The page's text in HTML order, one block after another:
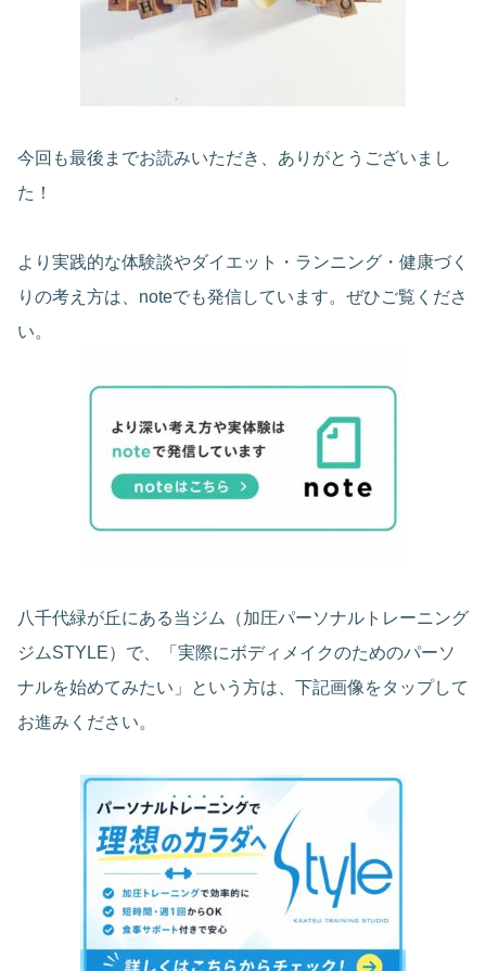
今回も最後までお読みいただき、ありがとうございまし
た！
より実践的な体験談やダイエット・ランニング・健康づく
りの考え方は、noteでも発信しています。ぜひご覧くださ
い。
八千代緑が丘にある当ジム（加圧パーソナルトレーニング
ジムSTYLE）で、「実際にボディメイクのためのパーソ
ナルを始めてみたい」という方は、下記画像をタップして
お進みください。